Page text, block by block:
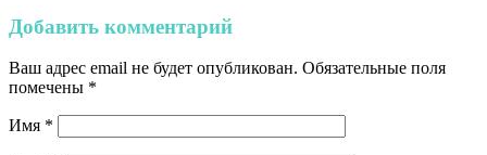
Добавить комментарий
Ваш адрес email не будет опубликован. Обязательные поля
помечены *
Имя *